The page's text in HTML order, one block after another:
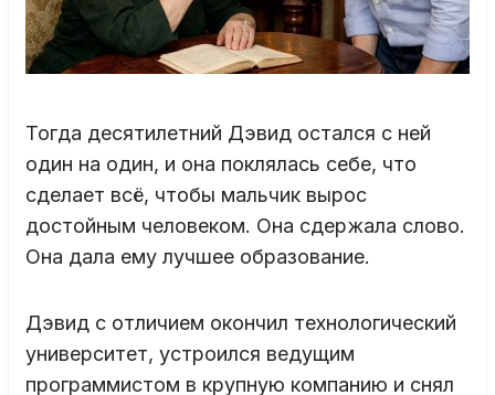
Тогда десятилетний Дэвид остался с ней
один на один, и она поклялась себе, что
сделает всё, чтобы мальчик вырос
достойным человеком. Она сдержала слово.
Она дала ему лучшее образование.
Дэвид с отличием окончил технологический
университет, устроился ведущим
программистом в крупную компанию и снял